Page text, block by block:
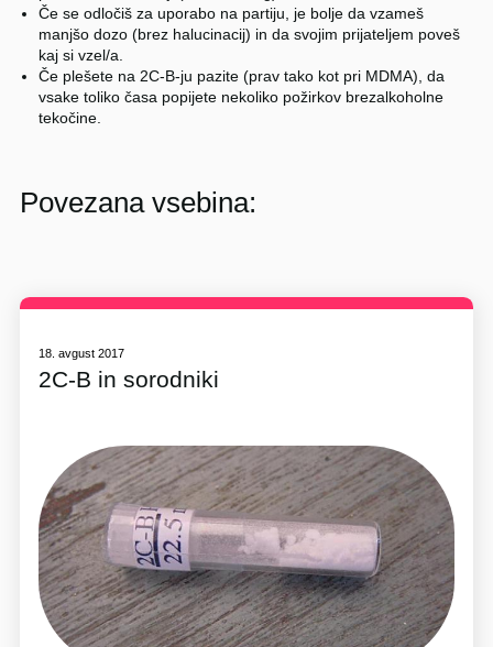
Če se odločiš za uporabo na partiju, je bolje da vzameš
manjšo dozo (brez halucinacij) in da svojim prijateljem poveš
kaj si vzel/a.
Če plešete na 2C-B-ju pazite (prav tako kot pri MDMA), da
vsake toliko časa popijete nekoliko požirkov brezalkoholne
tekočine.
Povezana vsebina:
18. avgust 2017
2C-B in sorodniki